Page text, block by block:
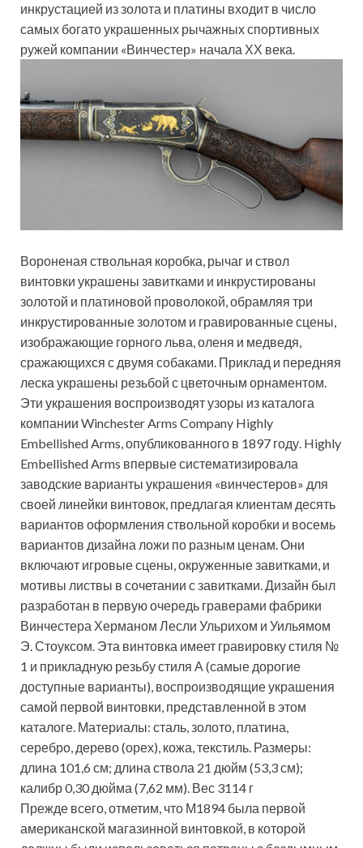
инкрустацией из золота и платины входит в число
самых богато украшенных рычажных спортивных
ружей компании «Винчестер» начала ХХ века.
Вороненая ствольная коробка, рычаг и ствол
винтовки украшены завитками и инкрустированы
золотой и платиновой проволокой, обрамляя три
инкрустированные золотом и гравированные сцены,
изображающие горного льва, оленя и медведя,
сражающихся с двумя собаками. Приклад и передняя
леска украшены резьбой с цветочным орнаментом.
Эти украшения воспроизводят узоры из каталога
компании Winchester Arms Company Highly
Embellished Arms, опубликованного в 1897 году. Highly
Embellished Arms впервые систематизировала
заводские варианты украшения «винчестеров» для
своей линейки винтовок, предлагая клиентам десять
вариантов оформления ствольной коробки и восемь
вариантов дизайна ложи по разным ценам. Они
включают игровые сцены, окруженные завитками, и
мотивы листвы в сочетании с завитками. Дизайн был
разработан в первую очередь граверами фабрики
Винчестера Херманом Лесли Ульрихом и Уильямом
Э. Стоуксом. Эта винтовка имеет гравировку стиля №
1 и прикладную резьбу стиля А (самые дорогие
доступные варианты), воспроизводящие украшения
самой первой винтовки, представленной в этом
каталоге. Материалы: сталь, золото, платина,
серебро, дерево (орех), кожа, текстиль. Размеры:
длина 101,6 см; длина ствола 21 дюйм (53,3 см);
калибр 0,30 дюйма (7,62 мм). Вес 3114 г
Прежде всего, отметим, что М1894 была первой
американской магазинной винтовкой, в которой